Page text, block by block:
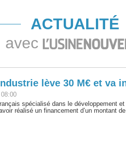
ACTUALITÉ
avec
lève 30 M€ et va
spécialisé dans le développement
réalisé un financement d’un montant